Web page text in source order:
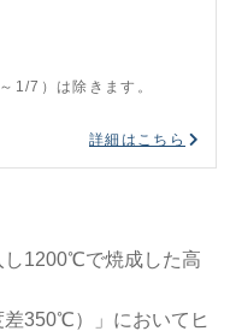
1/7）は除きます。
詳細はこちら
し1200℃で焼成した高
350℃）」においてヒ